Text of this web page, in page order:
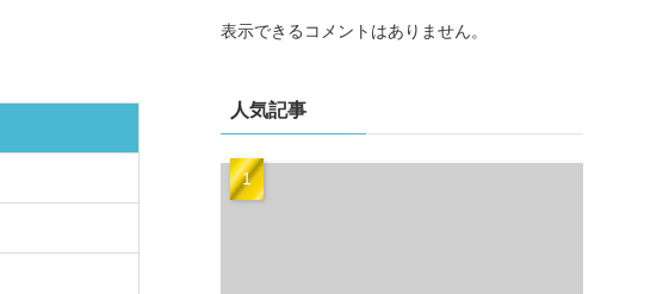
表示できるコメントはありません。
人気記事